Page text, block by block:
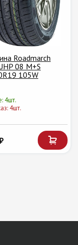
Roadmarch
08 M+S
105W
4шт.
4шт.